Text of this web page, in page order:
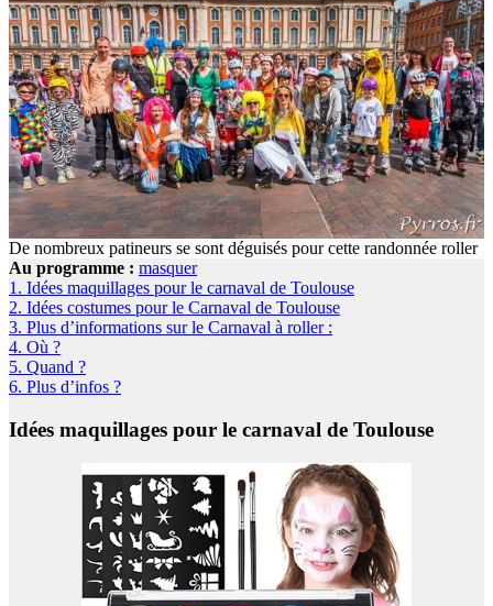
De nombreux patineurs se sont déguisés pour cette randonnée roller
Au programme : masquer
1. Idées maquillages pour le carnaval de Toulouse
2. Idées costumes pour le Carnaval de Toulouse
3. Plus d’informations sur le Carnaval à roller :
4. Où ?
5. Quand ?
6. Plus d’infos ?
Idées maquillages pour le carnaval de Toulouse